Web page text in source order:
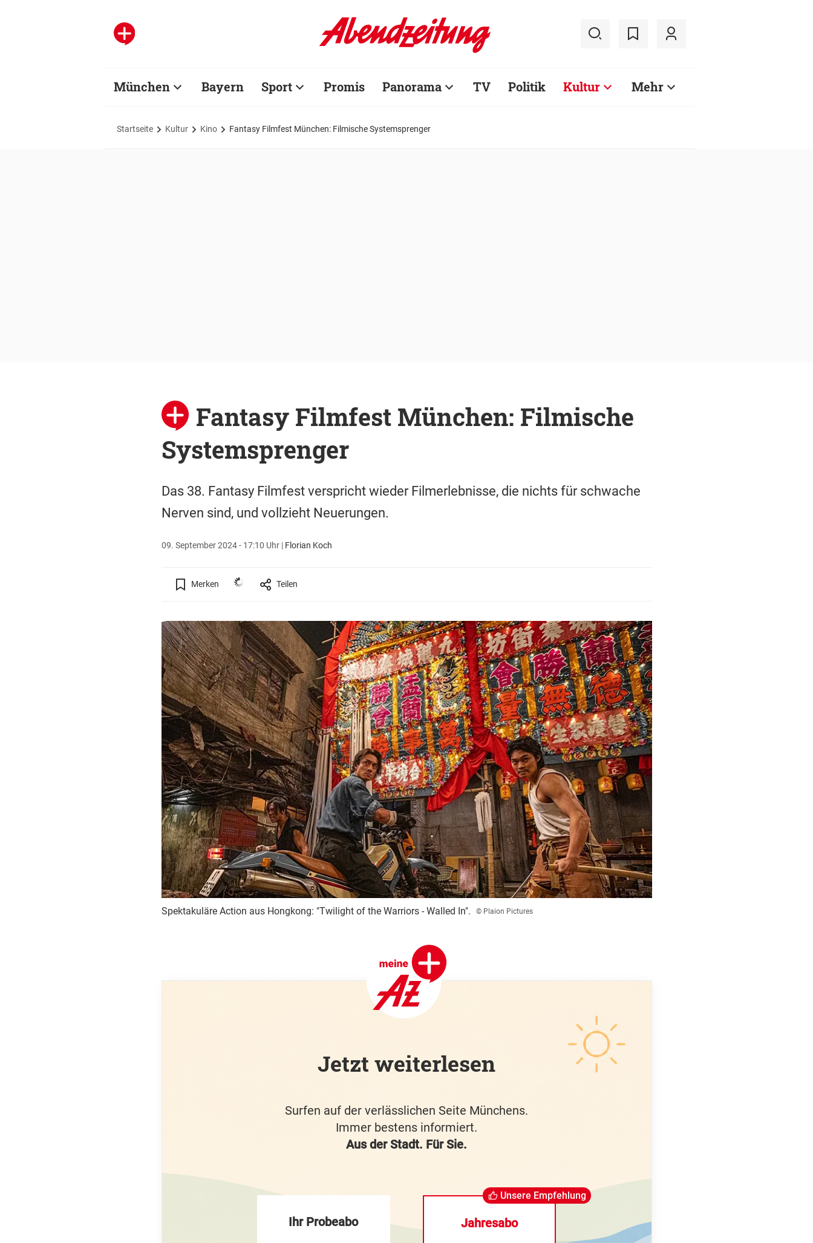
München Bayern Sport Promis Panorama TV Politik Kultur Mehr
Startseite Kultur Kino Fantasy Filmfest München: Filmische Systemsprenger
Fantasy Filmfest München: Filmische
Systemsprenger
Das 38. Fantasy Filmfest verspricht wieder Filmerlebnisse, die nichts für schwache
Nerven sind, und vollzieht Neuerungen.
09. September 2024 - 17:10 Uhr | Florian Koch
Merken Teilen
Spektakuläre Action aus Hongkong: "Twilight of the Warriors - Walled In". © Plaion Pictures
Jetzt weiterlesen
Surfen auf der verlässlichen Seite Münchens.
Immer bestens informiert.
Aus der Stadt. Für Sie.
Ihr Probeabo
Unsere Empfehlung
Jahresabo